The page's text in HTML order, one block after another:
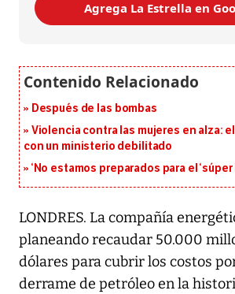
Agrega La Estrella en
Después de las bombas
Violencia contra las mujeres en alza:
con un ministerio debilitado
‘No estamos preparados para el ‘súper
LONDRES. La compañía
planeando recaudar 50.000
dólares para cubrir los costos
derrame de petróleo en la